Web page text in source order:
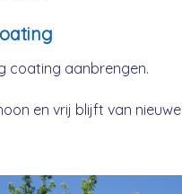
coating aanbrengen.
en vrij blijft van nieuwe